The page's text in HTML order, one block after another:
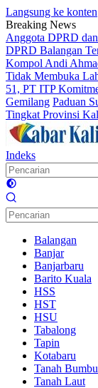
Langsung ke konten
Breaking News
Anggota DPRD
DPRD Balangan
Kompol Andi
Tidak Membuka
51, PT ITP
Gemilang Paduan
Tingkat Provinsi
Indeks
Balangan
Banjar
Banjarbaru
Barito Kuala
HSS
HST
HSU
Tabalong
Tapin
Kotabaru
Tanah Bumbu
Tanah Laut